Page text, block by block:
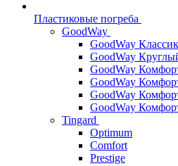
Пластиковые погреба
GoodWay
GoodWay Классик
GoodWay
GoodWay
GoodWay
GoodWay
GoodWay
Tingard
Optimum
Comfort
Prestige